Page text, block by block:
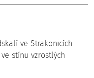
ve Strakonicích
stínu vzrostlých